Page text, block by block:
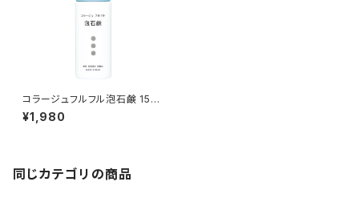
コラージュフルフル泡石鹸 150
mL
¥1,980
同じカテゴリの商品